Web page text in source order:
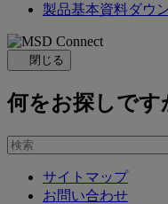
製品基本資料ダウ
閉じる
何をお探しです
を
サイトマップ
お問い合わせ